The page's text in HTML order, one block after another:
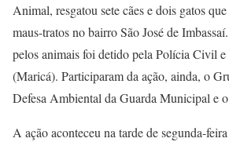
Animal, resgatou sete cães e dois gatos
maus-tratos no bairro São José de
pelos animais foi detido pela Polícia Civil e
(Maricá). Participaram da ação, ainda, o
Defesa Ambiental da Guarda Municipal e
A ação aconteceu na tarde de segunda-